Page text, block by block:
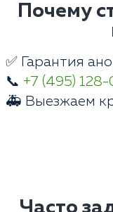
Почему
✅ Гарантия
📞 +7 (495)
🚑 Выезжаем
Часто